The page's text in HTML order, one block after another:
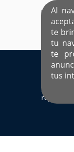
Al
te
tu
te
tus
EL
Sí ya estás
registrado